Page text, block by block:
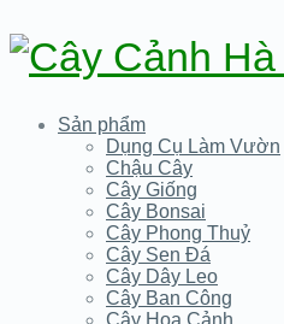
Sản phẩm
Dụng Cụ Làm Vườn
Chậu Cây
Cây Giống
Cây Bonsai
Cây Phong Thuỷ
Cây Sen Đá
Cây Dây Leo
Cây Ban Công